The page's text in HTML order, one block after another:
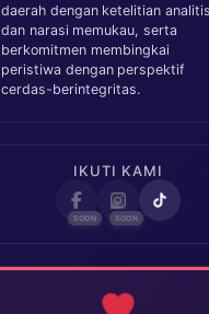
daerah dengan ketelitian analitis
dan narasi memukau, serta
berkomitmen membingkai
peristiwa dengan perspektif
cerdas-berintegritas.
IKUTI KAMI